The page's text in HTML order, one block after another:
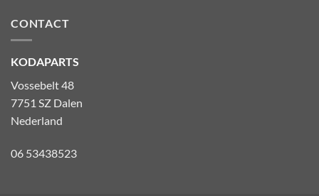
CONTACT
KODAPARTS
Vossebelt 48
7751 SZ Dalen
Nederland
06 53438523